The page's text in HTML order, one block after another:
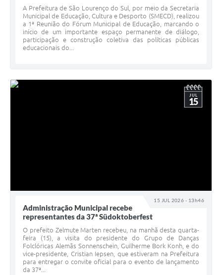
A Prefeitura de São Lourenço do Sul, por meio da Secretaria
Municipal de Educação, Cultura e Desporto (SMECD), realizou
a 1ª Reunião do Fórum Municipal de Educação, marcando o
início de um importante espaço permanente de diálogo,
participação e construção coletiva das políticas públicas
educacionais do...
15 JUL 2026 - 13h46
JUL
15
Administração Municipal recebe
representantes da 37ª Südoktoberfest
O prefeito Zelmute Marten recebeu, na manhã desta quarta-
feira (15), a visita do presidente do Grupo de Danças
Folclóricas Alemãs Sonnenschein, Guilherme Bork Konh, e do
vice-presidente, Cristian Iepsen, que estiveram na Prefeitura
para entregar o convite oficial para o evento de lançamento
da 37ª...